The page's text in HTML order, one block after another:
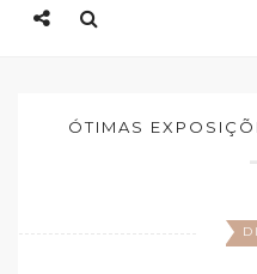
ÓTIMAS